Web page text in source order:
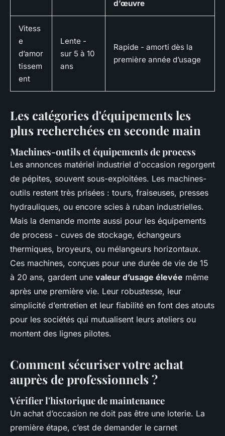
d’œuvre
Vitess
e
d’amor
tissem
ent
Lente -
sur 5 à 10
ans
Rapide - amorti dès la
première année d’usage
Les catégories d'équipements les
plus recherchées en seconde main
Machines-outils et équipements de process
Les annonces matériel industriel d'occasion regorgent
de pépites, souvent sous-exploitées. Les machines-
outils restent très prisées : tours, fraiseuses, presses
hydrauliques, ou encore scies à ruban industrielles.
Mais la demande monte aussi pour les équipements
de process - cuves de stockage, échangeurs
thermiques, broyeurs, ou mélangeurs horizontaux.
Ces machines, conçues pour une durée de vie de 15
à 20 ans, gardent une valeur d’usage élevée même
après une première vie. Leur robustesse, leur
simplicité d’entretien et leur fiabilité en font des atouts
pour les sociétés qui mutualisent leurs ateliers ou
montent des lignes pilotes.
Comment sécuriser votre achat
auprès de professionnels ?
Vérifier l'historique de maintenance
Un achat d’occasion ne doit pas être une loterie. La
première étape, c’est de demander le carnet